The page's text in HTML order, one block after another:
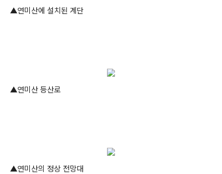
▲연미산에 설치된 계단
▲연미산 등산로
▲연미산의 정상 전망대